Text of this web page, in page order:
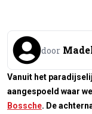
door
Vanuit het
aangespoeld waar
Bossche. De